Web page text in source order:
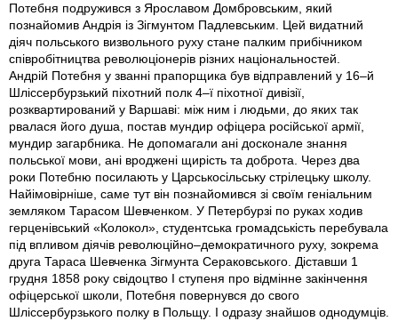
Потебня подружився з Ярославом Домбровським, який
познайомив Андрія iз Зігмунтом Падлевським. Цей видатний
діяч польського визвольного руху стане палким прибічником
співробітництва революціонерів різних національностей.
Андрій Потебня у званні прапорщика був відправлений у 16–й
Шліссербурзький піхотний полк 4–ї піхотної дивізії,
розквартирований у Варшаві: між ним і людьми, до яких так
рвалася його душа, постав мундир офіцера російської армії,
мундир загарбника. Не допомагали ані досконале знання
польської мови, ані вро­джені щирість та доброта. Через два
роки Потебню посилають у Царськосільську стрілецьку школу.
Найімовірніше, саме тут він познайомився зі своїм геніальним
земляком Тарасом Шевченком. У Петербурзі по руках ходив
герценівський «Колокол», студентська громадськість перебувала
під впливом діячів революційно–демократичного руху, зокрема
друга Тараса Шевченка Зігмунта Сераковського. Діставши 1
грудня 1858 року свідоцтво І ступеня про відмінне закінчення
офіцерської школи, Потебня повернувся до свого
Шліссербурзького полку в Польщу. І одразу знайшов однодумців.